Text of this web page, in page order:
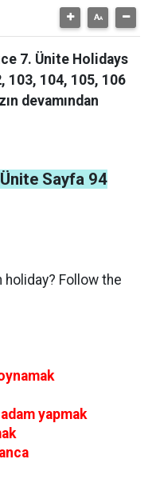
7. Ünite Holidays
103, 104, 105, 106
devamından
Sayfa 94
Follow the
yapmak